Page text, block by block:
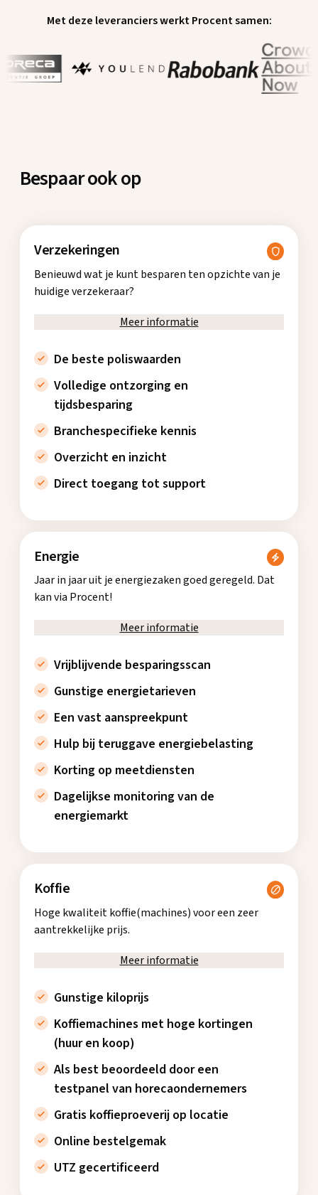
Met deze leveranciers werkt Procent samen:
Bespaar ook op
Verzekeringen
Benieuwd wat je kunt besparen ten opzichte van je
huidige verzekeraar?
Meer informatie
De beste poliswaarden
Volledige ontzorging en
tijdsbesparing
Branchespecifieke kennis
Overzicht en inzicht
Direct toegang tot support
Energie
Jaar in jaar uit je energiezaken goed geregeld. Dat
kan via Procent!
Meer informatie
Vrijblijvende besparingsscan
Gunstige energietarieven
Een vast aanspreekpunt
Hulp bij teruggave energiebelasting
Korting op meetdiensten
Dagelijkse monitoring van de
energiemarkt
Koffie
Hoge kwaliteit koffie(machines) voor een zeer
aantrekkelijke prijs.
Meer informatie
Gunstige kiloprijs
Koffiemachines met hoge kortingen
(huur en koop)
Als best beoordeeld door een
testpanel van horecaondernemers
Gratis koffieproeverij op locatie
Online bestelgemak
UTZ gecertificeerd